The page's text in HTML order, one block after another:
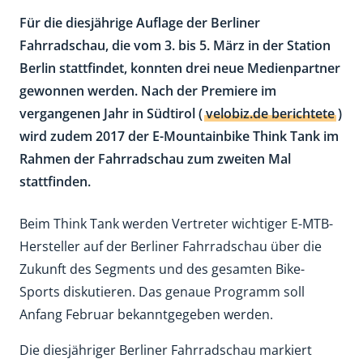
Für die diesjährige Auflage der Berliner
Fahrradschau, die vom 3. bis 5. März in der Station
Berlin stattfindet, konnten drei neue Medienpartner
gewonnen werden. Nach der Premiere im
vergangenen Jahr in Südtirol (velobiz.de berichtete)
wird zudem 2017 der E-Mountainbike Think Tank im
Rahmen der Fahrradschau zum zweiten Mal
stattfinden.
Beim Think Tank werden Vertreter wichtiger E-MTB-
Hersteller auf der Berliner Fahrradschau über die
Zukunft des Segments und des gesamten Bike-
Sports diskutieren. Das genaue Programm soll
Anfang Februar bekanntgegeben werden.
Die diesjähriger Berliner Fahrradschau markiert